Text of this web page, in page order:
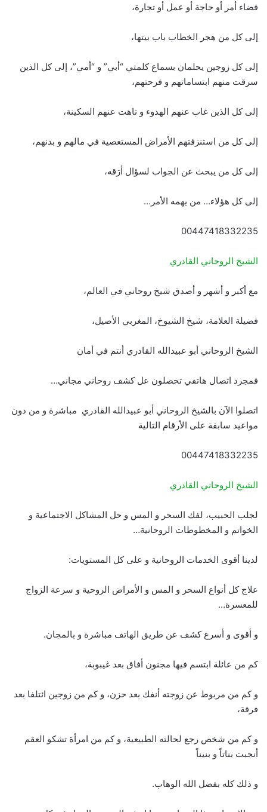
قضاء أمر أو حاجة أو عمل أو تجارة،
إلى كل من هجر الخطاب باب بيتها،
إلى كل زوجين يحلمان بسماع كلمتي “أبي” و “أمي”، إلى كل الذين
سرقت منهم ابتساماتهم و فرحتهم،
إلى كل الذين غاب عنهم الهدوء و تاهت عنهم السكينة،
إلى كل من استنزفتهم الأمراض المستعصية في مالهم و بدنهم،
إلى كل من يبحث عن الجواب لسؤال أرَقه،
إلى كل هؤلاء… من يهمه الأمر…
00447418332235
الشيخ الروحاني القادري
مع أكبر و أشهر و أصدق شيخ روحاني في العالم،
فضيلة العلامة، شيخ الشيوخ، المغربي الأصيل،
الشيخ الروحاني أبو عبيدالله القادري أنتم في أمان
فمجرد اتصال هاتفي تحصلون عل كشف روحاني مجاني…
اتصلوا الآن بالشيخ الروحاني أبو عبيدالله القادري مباشرة و من دون
مواعيد سابقة على الأرقام التالية
00447418332235
الشيخ الروحاني القادري
لجلب الحبيب، لفك السحر و المس و حل المشاكل الاجتماعية و
الخواتم و المخطوطات الروحانية…
لدينا أقوى الخدمات الروحانية و على كل المستويات:
علاج كل أنواع السحر و المس و الأمراض الروحية و سرعة الزواج
للمعسرة…
و أقوى و أسرع كشف عن طريق الهاتف مباشرة و بالمجان.
كم من عائلة ابتسم فيها مجنون أفاق بعد غيبوبة،
و كم من مربوط عن زوجته أنفك بعد حزن، و كم من زوجين ائتلفا بعد
فرقة،
و كم من شخص رجع لحالته الطبيعية، و كم من امرأة تشكو العقم
أنجبت بناتاً و بنيناً
و ذلك كله بفضل الله الوهاب.